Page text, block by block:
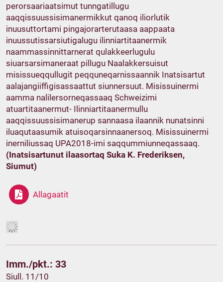
perorsaariaatsimut tunngatillugu
aaqqissuussisimanermikkut qanoq iliorlutik
inuusuttortami pingajorarterutaasa aappaata
inuussutissarsiutigalugu ilinniartitaanermik
naammassinnittarnerat qulakkeerlugulu
siuarsarsimaneraat pillugu Naalakkersuisut
misissueqqullugit peqquneqarnissaannik Inatsisartut
aalajangiiffigisassaattut siunnersuut. Misissuinermi
aamma nalilersorneqassaaq Schweizimi
atuartitaanermut- Ilinniartitaanermullu
aaqqissuussisimanerup sannaasa ilaannik nunatsinni
iluaqutaasumik atuisoqarsinnaanersoq. Misissuinermi
inerniliussaq UPA2018-imi saqqummiunneqassaaq.
(Inatsisartunut ilaasortaq Suka K. Frederiksen,
Siumut)
Allagaatit
Imm./pkt.: 33
Siull. 11/10